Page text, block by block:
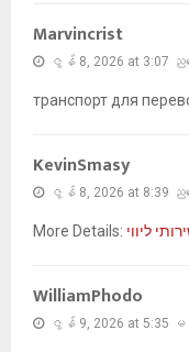
Marvincrist
ဇွန် 8, 2026 at 3:07 ည
транспорт для
KevinSmasy
ဇွန် 8, 2026 at 8:39 ည
More Details: ליווי
WilliamPhodo
ဇွန် 9, 2026 at 5:35